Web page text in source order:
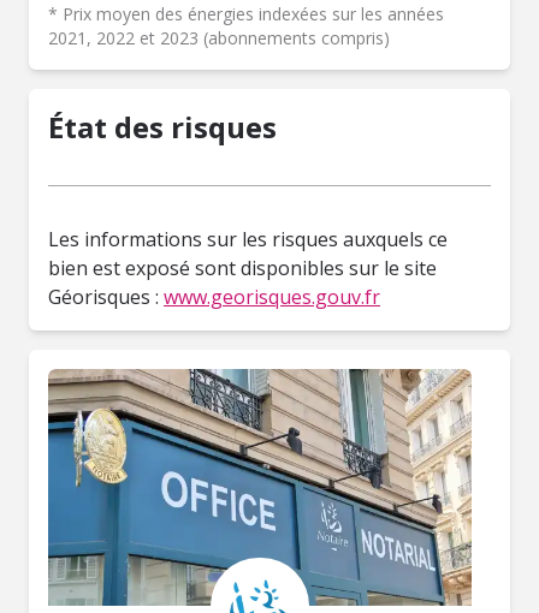
* Prix moyen des énergies indexées sur les années
2021, 2022 et 2023 (abonnements compris)
État des risques
Les informations sur les risques auxquels ce
bien est exposé sont disponibles sur le site
Géorisques : www.georisques.gouv.fr